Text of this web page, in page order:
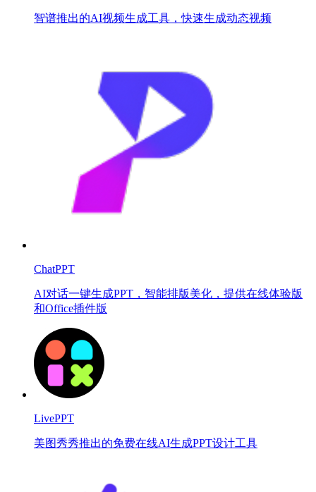
智谱推出的AI视频生成工具，快速生成动态视频
ChatPPT
AI对话一键生成PPT，智能排版美化，提供在线体验版
和Office插件版
LivePPT
美图秀秀推出的免费在线AI生成PPT设计工具